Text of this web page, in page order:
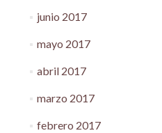
junio 2017
mayo 2017
abril 2017
marzo 2017
febrero 2017